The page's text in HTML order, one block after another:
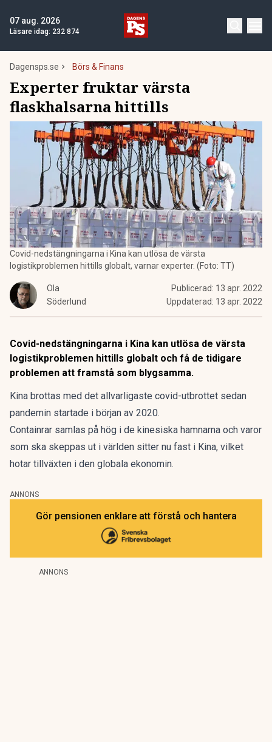
07 aug. 2026
Läsare idag: 232 874
Dagensps.se Börs & Finans
Experter fruktar värsta
flaskhalsarna hittills
Covid-nedstängningarna i Kina kan utlösa de värsta
logistikproblemen hittills globalt, varnar experter. (Foto: TT)
Ola
Söderlund
Publicerad: 13 apr. 2022
Uppdaterad: 13 apr. 2022
Covid-nedstängningarna i Kina kan utlösa de värsta
logistikproblemen hittills globalt och få de tidigare
problemen att framstå som blygsamma.
Kina brottas med det allvarligaste covid-utbrottet sedan
pandemin startade i början av 2020.
Containrar samlas på hög i de kinesiska hamnarna och varor
som ska skeppas ut i världen sitter nu fast i Kina, vilket
hotar tillväxten i den globala ekonomin.
ANNONS
Gör pensionen enklare att förstå och hantera
ANNONS